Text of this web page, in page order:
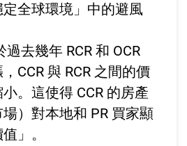
全球環境」中的避風
去幾年 RCR 和 OCR
CCR 與 RCR 之間的價
。這使得 CCR 的房產
場）對本地和 PR 買家顯
」。